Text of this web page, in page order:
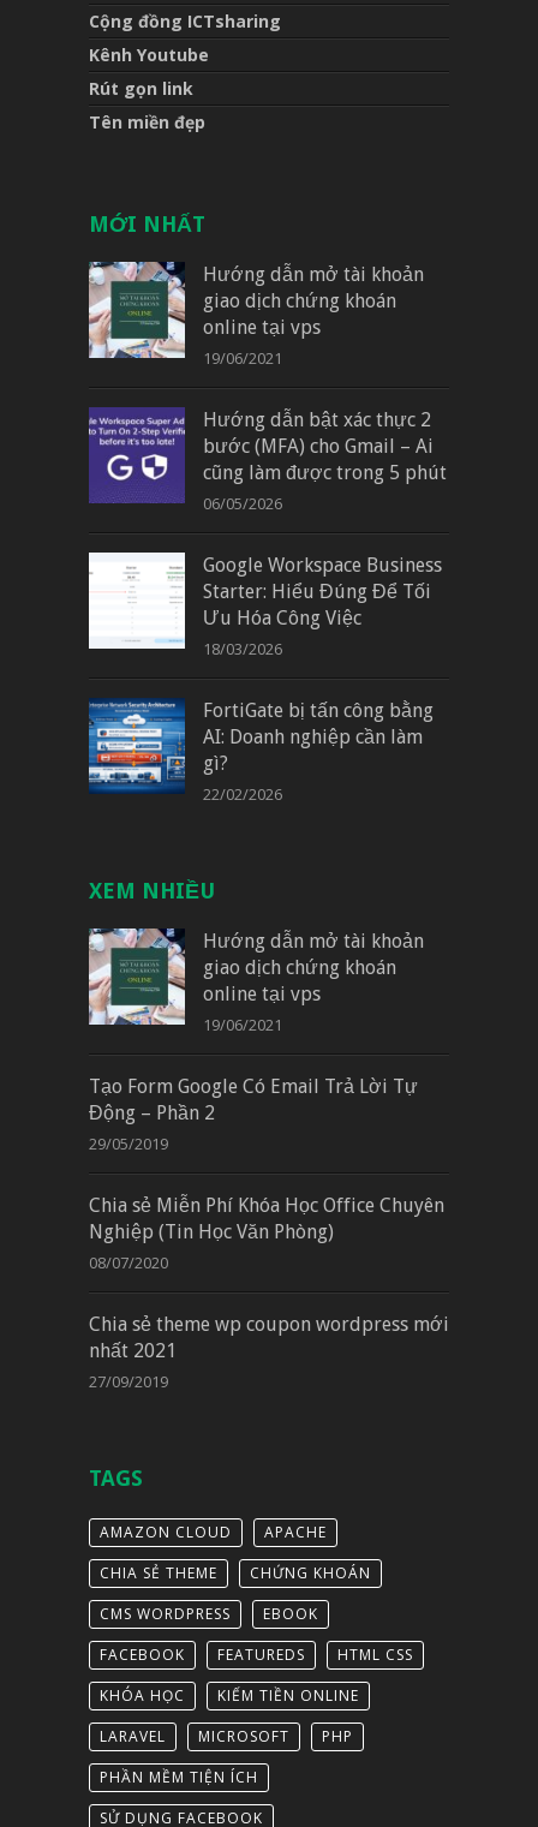
Cộng đồng ICTsharing
Kênh Youtube
Rút gọn link
Tên miền đẹp
MỚI NHẤT
Hướng dẫn mở tài khoản
giao dịch chứng khoán
online tại vps
19/06/2021
Hướng dẫn bật xác thực 2
bước (MFA) cho Gmail – Ai
cũng làm được trong 5 phút
06/05/2026
Google Workspace Business
Starter: Hiểu Đúng Để Tối
Ưu Hóa Công Việc
18/03/2026
FortiGate bị tấn công bằng
AI: Doanh nghiệp cần làm
gì?
22/02/2026
XEM NHIỀU
Hướng dẫn mở tài khoản
giao dịch chứng khoán
online tại vps
19/06/2021
Tạo Form Google Có Email Trả Lời Tự
Động – Phần 2
29/05/2019
Chia sẻ Miễn Phí Khóa Học Office Chuyên
Nghiệp (Tin Học Văn Phòng)
08/07/2020
Chia sẻ theme wp coupon wordpress mới
nhất 2021
27/09/2019
TAGS
AMAZON CLOUD
APACHE
CHIA SẺ THEME
CHỨNG KHOÁN
CMS WORDPRESS
EBOOK
FACEBOOK
FEATUREDS
HTML CSS
KHÓA HỌC
KIẾM TIỀN ONLINE
LARAVEL
MICROSOFT
PHP
PHẦN MỀM TIỆN ÍCH
SỬ DỤNG FACEBOOK